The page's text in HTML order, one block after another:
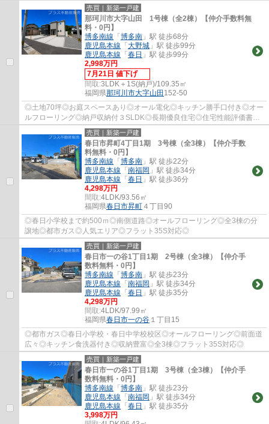
級3◎
売買｜新築一戸建
那珂川市大字山田 1号棟（全2棟）【仲介手数料無
料・0円】
博多南線 「 博多南 」駅 徒歩68分
鹿児島本線 「 大野城 」駅 徒歩99分
鹿児島本線 「 春日 」駅 徒歩99分
2,998万円
7月21日 値下げ
間取:3LDK＋1S(納戸)/109.35㎡
福岡県那珂川市大字山田 152-50
◎土地70坪◎お庭スペースあり◎オール電化◎キッチン勝手口付き◎オー
ルフローリング◎納戸収納付３SLDK◎長期優良住宅◎住宅性能評価書取
得◎耐震等級3◎
売買｜新築一戸建
春日市昇町4丁目1期 3号棟（全3棟）【仲介手数
料無料・0円】
博多南線 「 博多南 」駅 徒歩22分
鹿児島本線 「 南福岡 」駅 徒歩34分
鹿児島本線 「 春日 」駅 徒歩36分
4,298万円
間取:4LDK/93.56㎡
福岡県春日市昇町 ４丁目90
◎春日小学校まで約500ｍ◎南側道路◎オールフローリング◎全3棟の分
譲地◎都市ガス◎人気エリア◎フラット35S対応◎
売買｜新築一戸建
春日市一の谷1丁目1期 2号棟（全3棟）【仲介手
数料無料・0円】
博多南線 「 博多南 」駅 徒歩23分
鹿児島本線 「 南福岡 」駅 徒歩34分
鹿児島本線 「 春日 」駅 徒歩35分
4,298万円
間取:4LDK/97.99㎡
福岡県春日市一の谷 １丁目15
◎都市ガス◎春日小学校・春日中学校校区◎オールフローリング◎前面道
広々◎キッチン食洗器付き◎収納豊富◎全3棟◎フラット35S対応◎
売買｜新築一戸建
春日市一の谷1丁目1期 3号棟（全3棟）【仲介手
数料無料・0円】
博多南線 「 博多南 」駅 徒歩23分
鹿児島本線 「 南福岡 」駅 徒歩34分
鹿児島本線 「 春日 」駅 徒歩35分
3,998万円